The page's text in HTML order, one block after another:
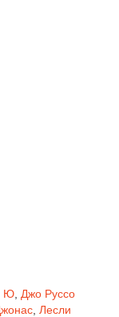
Ю Джо Руссо
Лесли